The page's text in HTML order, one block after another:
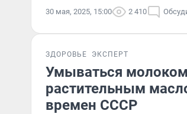
30 мая, 2025, 15:00 2 410
ЗДОРОВЬЕ ЭКСПЕРТ
Умываться
растительным
времен СССР